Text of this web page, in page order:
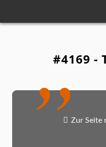
#4169 -
Zur Seite